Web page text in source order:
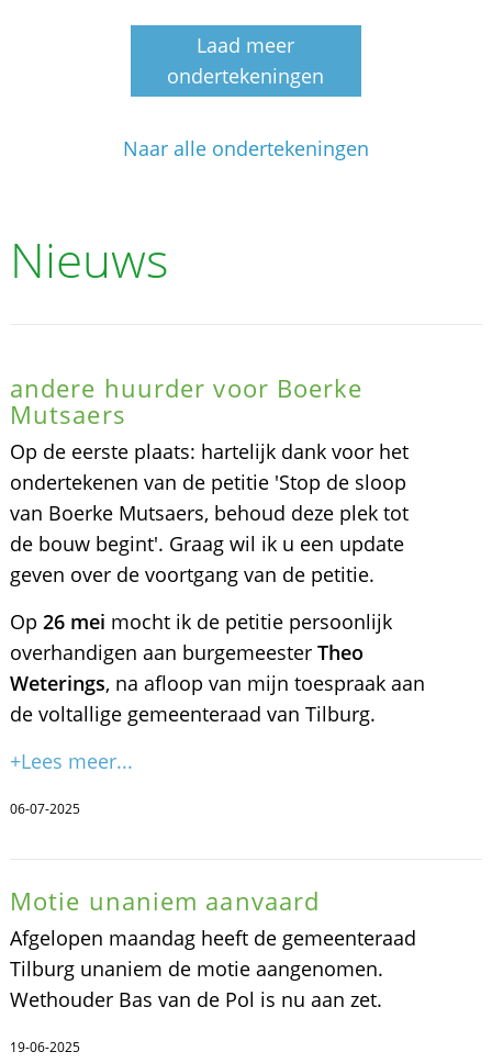
Laad meer
ondertekeningen
Naar alle ondertekeningen
Nieuws
andere huurder voor Boerke
Mutsaers
Op de eerste plaats: hartelijk dank voor het
ondertekenen van de petitie 'Stop de sloop
van Boerke Mutsaers, behoud deze plek tot
de bouw begint'. Graag wil ik u een update
geven over de voortgang van de petitie.
Op 26 mei mocht ik de petitie persoonlijk
overhandigen aan burgemeester Theo
Weterings, na afloop van mijn toespraak aan
de voltallige gemeenteraad van Tilburg.
+Lees meer...
06-07-2025
Motie unaniem aanvaard
Afgelopen maandag heeft de gemeenteraad
Tilburg unaniem de motie aangenomen.
Wethouder Bas van de Pol is nu aan zet.
19-06-2025